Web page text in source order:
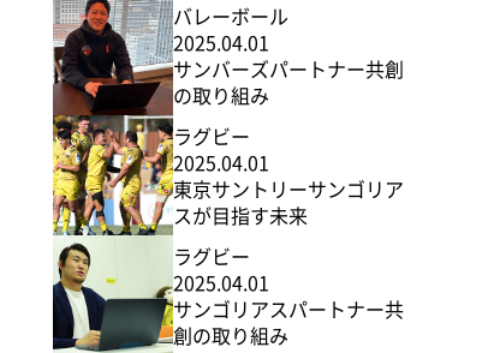
バレーボール
2025.04.01
サンバーズパートナー共創
の取り組み
ラグビー
2025.04.01
東京サントリーサンゴリア
スが目指す未来
ラグビー
2025.04.01
サンゴリアスパートナー共
創の取り組み